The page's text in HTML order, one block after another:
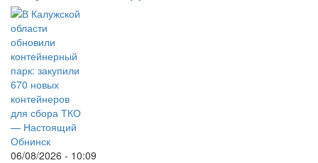
06/08/2026 - 10:09